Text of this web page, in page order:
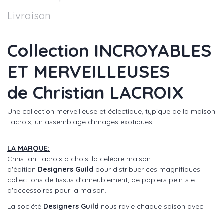
Livraison
Collection INCROYABLES
ET MERVEILLEUSES
de Christian LACROIX
Une collection merveilleuse et éclectique, typique de la maison
Lacroix, un assemblage d'images exotiques.
LA MARQUE:
Christian Lacroix a choisi la célèbre maison
d'édition Designers Guild pour distribuer ces magnifiques
collections de tissus d'ameublement, de papiers peints et
d'accessoires pour la maison.
La société Designers Guild nous ravie chaque saison avec